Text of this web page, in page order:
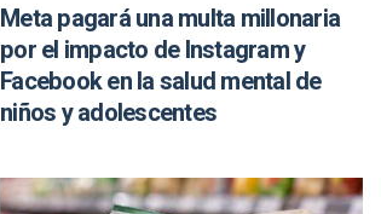
Meta pagará una multa millonaria
por el impacto de Instagram y
Facebook en la salud mental de
niños y adolescentes